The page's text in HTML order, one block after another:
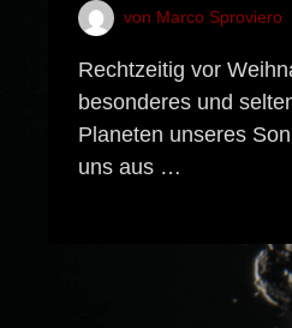
von Marco Sproviero
Rechtzeitig vor
besonderes und
Planeten unseres
uns aus …